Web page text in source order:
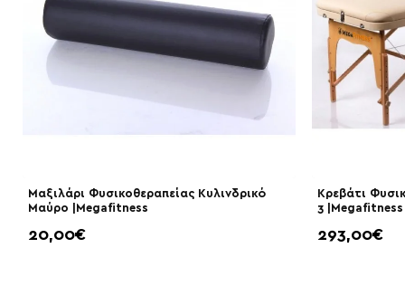
Μαξιλάρι Φυσικοθεραπείας Κυλινδρικό
Μαύρο |Megafitness
20,00€
Κρεβάτι
3 |Megafitness
293,00€